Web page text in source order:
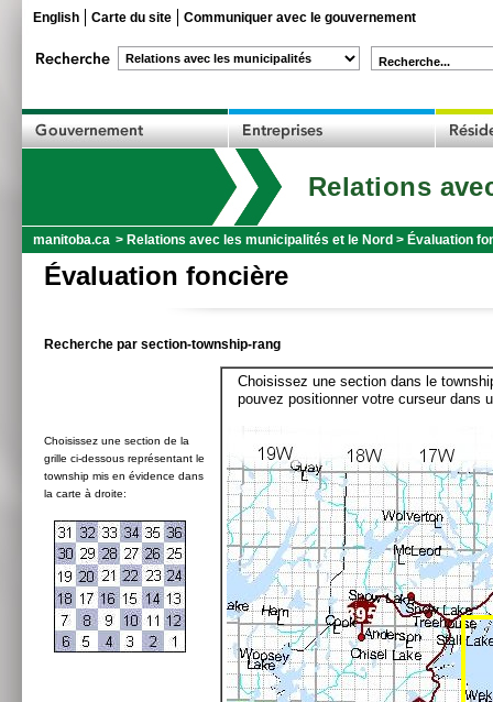
English Carte du site Communiquer avec le gouvernement
Recherche...
Relations
manitoba.ca > Relations avec les municipalités et le Nord > Évaluation
Évaluation foncière
Recherche par section-township-rang
Choisissez une section de la
grille ci-dessous représentant le
township mis en évidence dans
la carte à droite:
Choisissez une section dans le
pouvez positionner votre curseur dans